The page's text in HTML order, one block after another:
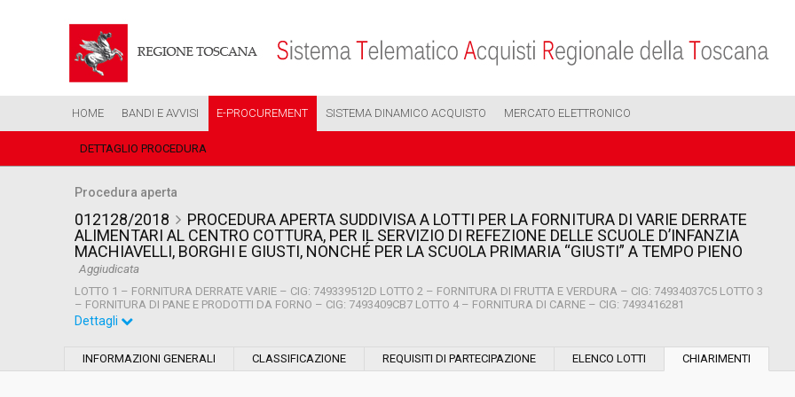
HOME BANDI E AVVISI E-PROCUREMENT SISTEMA DINAMICO ACQUISTO MERCATO ELETTRONICO
DETTAGLIO PROCEDURA
Procedura aperta
012128/2018
PROCEDURA APERTA SUDDIVISA A LOTTI PER LA FORNITURA DI VARIE DERRATE
ALIMENTARI AL CENTRO COTTURA, PER IL SERVIZIO DI REFEZIONE DELLE SCUOLE D’INFANZIA
MACHIAVELLI, BORGHI E GIUSTI, NONCHÉ PER LA SCUOLA PRIMARIA “GIUSTI” A TEMPO PIENO
Aggiudicata
LOTTO 1 – FORNITURA DERRATE VARIE – CIG: 749339512D LOTTO 2 – FORNITURA DI FRUTTA E VERDURA – CIG: 74934037C5 LOTTO 3
– FORNITURA DI PANE E PRODOTTI DA FORNO – CIG: 7493409CB7 LOTTO 4 – FORNITURA DI CARNE – CIG: 7493416281
Dettagli
INFORMAZIONI GENERALI CLASSIFICAZIONE REQUISITI DI PARTECIPAZIONE ELENCO LOTTI CHIARIMENTI